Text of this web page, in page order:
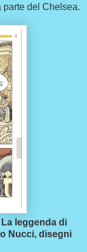
del Chelsea.
leggenda di
Nucci, disegni